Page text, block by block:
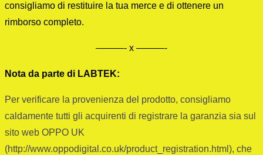
consigliamo di restituire la tua merce e di ottenere un
rimborso completo.
———- x ———-
Nota da parte di LABTEK:
Per verificare la provenienza del prodotto, consigliamo
caldamente tutti gli acquirenti di registrare la garanzia sia su
sito web OPPO UK
(http://www.oppodigital.co.uk/product_registration.html ), che